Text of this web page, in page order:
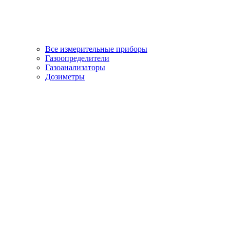
Все измерительные приборы
Газоопределители
Газоанализаторы
Дозиметры